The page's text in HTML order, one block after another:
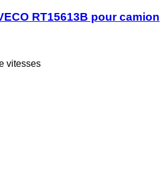
RT15613B pour camion
vitesses